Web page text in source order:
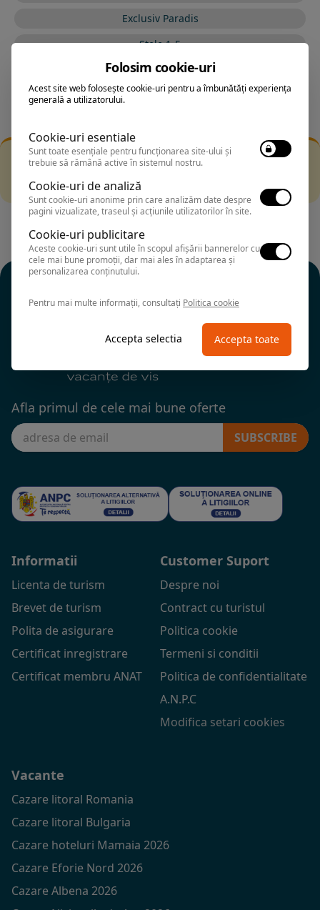
Exclusiv Paradis
Stele 1-5
Stele 5-1
Filtrarea nu a returnat niciun rezultat
alte fitre.
Afla primul de cele mai bune oferte
SUBSCRIBE
Informatii
Licenta de turism
Brevet de turism
Polita de asigurare
Certificat inregistrare
Certificat membru ANAT
Customer Suport
Despre noi
Contract cu turistul
Politica cookie
Termeni si conditii
Politica de confidentialitate
A.N.P.C
Modifica setari cookies
Vacante
Cazare litoral Romania
Cazare litoral Bulgaria
Cazare hoteluri Mamaia 2026
Cazare Eforie Nord 2026
Cazare Albena 2026
Folosim cookie-uri
Acest site web folosește cookie-uri pentru a îmbunătăți experiența
generală a utilizatorului.
Cookie-uri esentiale
Sunt toate esențiale pentru funcționarea site-ului și
trebuie să rămână active în sistemul nostru.
Cookie-uri de analiză
Sunt cookie-uri anonime prin care analizăm date despre
pagini vizualizate, traseul și acțiunile utilizatorilor în site.
Cookie-uri publicitare
Aceste cookie-uri sunt utile în scopul afișării bannerelor cu
cele mai bune promoții, dar mai ales în adaptarea și
personalizarea conținutului.
Pentru mai multe informații, consultați Politica cookie
Accepta selectia Accepta toate